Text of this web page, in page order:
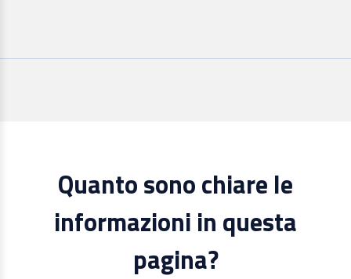
Quanto sono chiare le
informazioni in questa
pagina?